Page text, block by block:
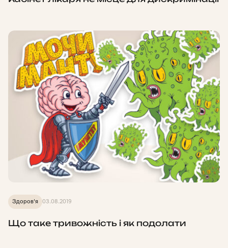
Здоров'я 03.08.2019
Що таке тривожність і як подолати